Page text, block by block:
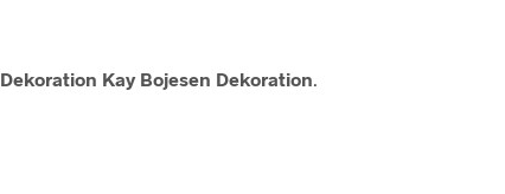
Dekoration Kay Bojesen Dekoration